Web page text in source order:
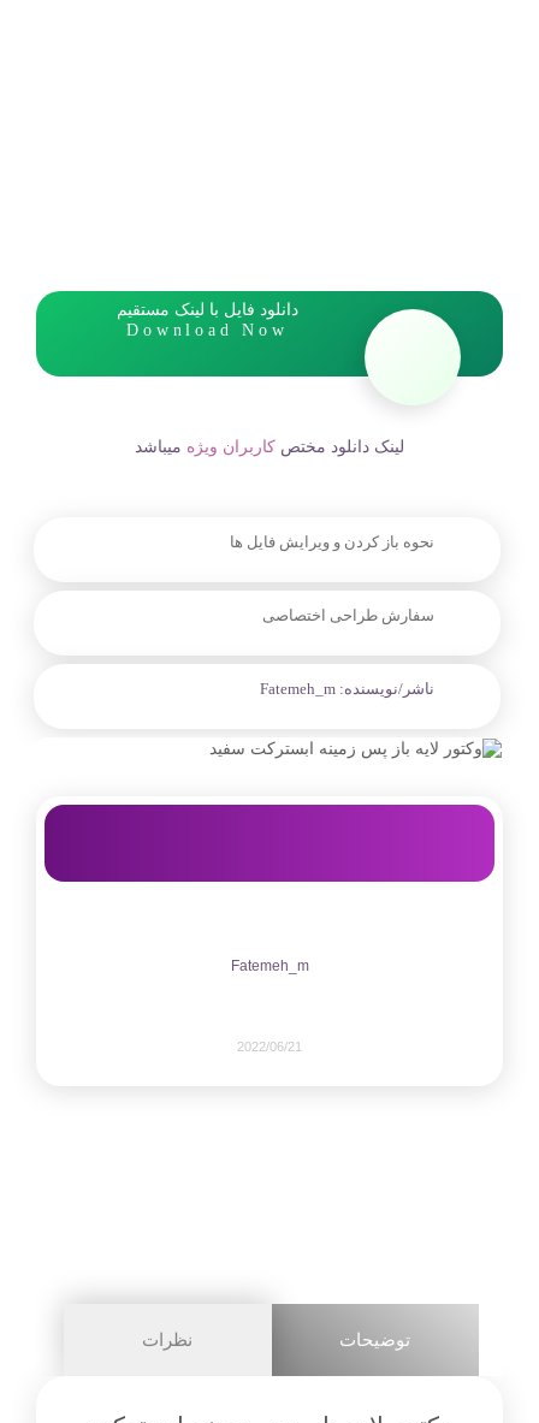
دانلود فایل با لینک مستقیم
Download Now
لینک دانلود مختص کاربران ویژه میباشد
نحوه باز کردن و ویرایش فایل ها
سفارش طراحی اختصاصی
ناشر/نویسنده: Fatemeh_m
Fatemeh_m
2022/06/21
توضیحات نظرات